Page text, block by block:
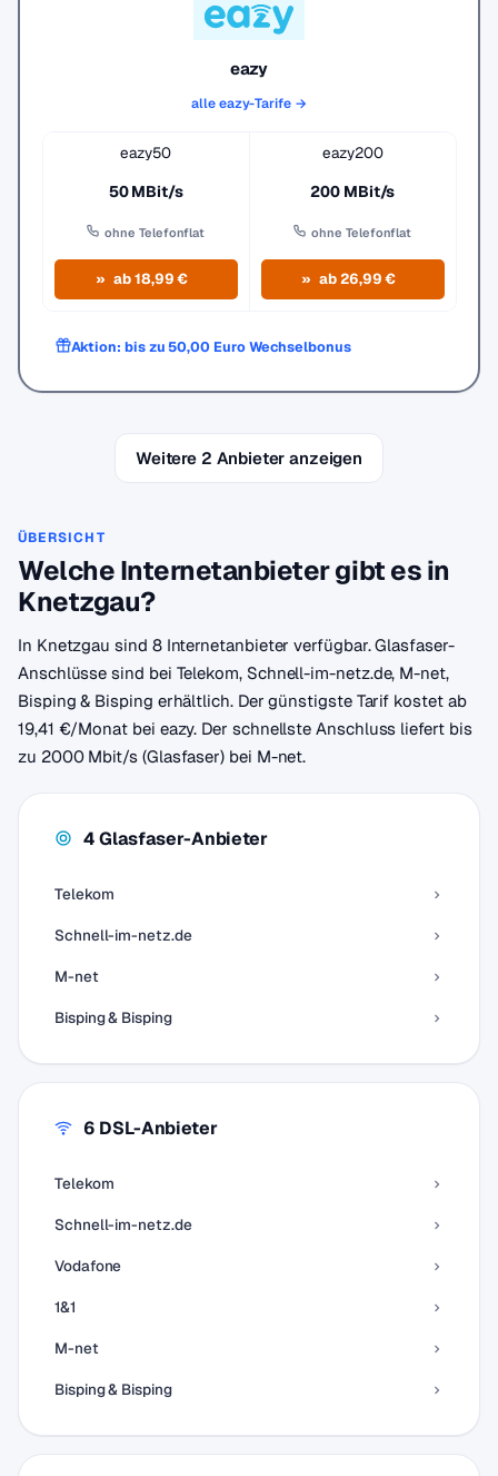
eazy
alle eazy-Tarife →
eazy50
50 MBit/s
ohne Telefonflat
ab 18,99 €
eazy200
200 MBit/s
ohne Telefonflat
ab 26,99 €
Aktion: bis zu 50,00 Euro Wechselbonus
Weitere 2 Anbieter anzeigen
ÜBERSICHT
Welche Internetanbieter gibt es in
Knetzgau?
In Knetzgau sind 8 Internetanbieter verfügbar. Glasfaser-
Anschlüsse sind bei Telekom, Schnell-im-netz.de, M-net,
Bisping & Bisping erhältlich. Der günstigste Tarif kostet ab
19,41 €/Monat bei eazy. Der schnellste Anschluss liefert bis
zu 2000 Mbit/s (Glasfaser) bei M-net.
4 Glasfaser-Anbieter
Telekom
Schnell-im-netz.de
M-net
Bisping & Bisping
6 DSL-Anbieter
Telekom
Schnell-im-netz.de
Vodafone
1&1
M-net
Bisping & Bisping